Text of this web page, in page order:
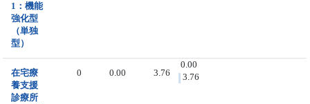
1：機能
強化型
（単独
型）
在宅療
養支援
診療所
0 0.00 3.76
0.00
3.76